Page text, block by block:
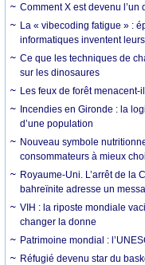
Comment X est devenu
La « vibecoding fatigue » :
informatiques inventent
Ce que les techniques de
sur les dinosaures
Les feux de forêt
Incendies en Gironde : la
d’une population
Nouveau symbole
consommateurs à mieux
Royaume-Uni. L’arrêt de la
bahreïnite adresse un
VIH : la riposte mondiale
changer la donne
Patrimoine mondial :
Réfugié devenu star du